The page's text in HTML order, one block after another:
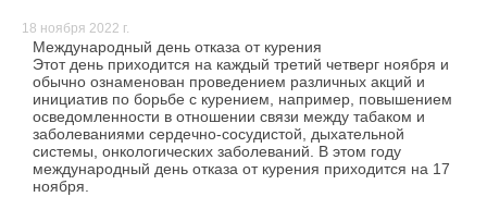
18 ноября 2022 г.
Международный день отказа от курения
Этот день приходится на каждый третий четверг ноября и
обычно ознаменован проведением различных акций и
инициатив по борьбе с курением, например, повышением
осведомленности в отношении связи между табаком и
заболеваниями сердечно-сосудистой, дыхательной
системы, онкологических заболеваний. В этом году
международный день отказа от курения приходится на 17
ноября.